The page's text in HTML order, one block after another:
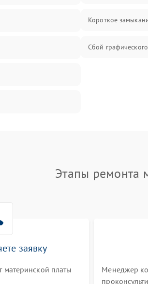
Короткое
Сбой
Этапы ремонта
заявку
материнской платы
Менеджер